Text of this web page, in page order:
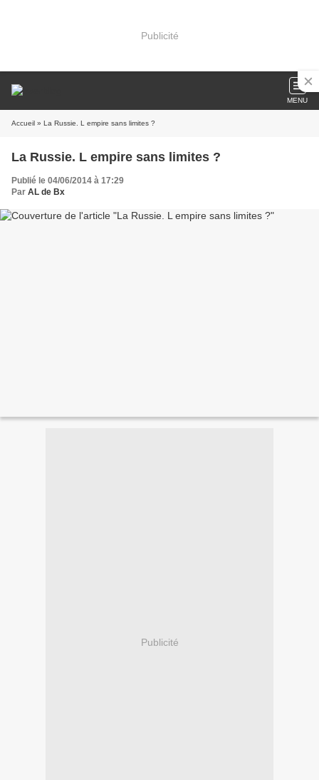
Publicité
MENU
Accueil » La Russie. L empire sans limites ?
La Russie. L empire sans limites ?
Publié le 04/06/2014 à 17:29
Par AL de Bx
Publicité